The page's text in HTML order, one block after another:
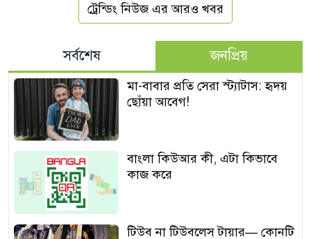
ট্রেন্ডিং নিউজ এর আরও খবর
সর্বশেষ জনপ্রিয়
মা-বাবার প্রতি সেরা স্ট্যাটাস: হৃদয়
ছোঁয়া আবেগ!
বাংলা কিউআর কী, এটা কিভাবে
কাজ করে
টিউব না টিউবলেস টায়ার— কোনটি